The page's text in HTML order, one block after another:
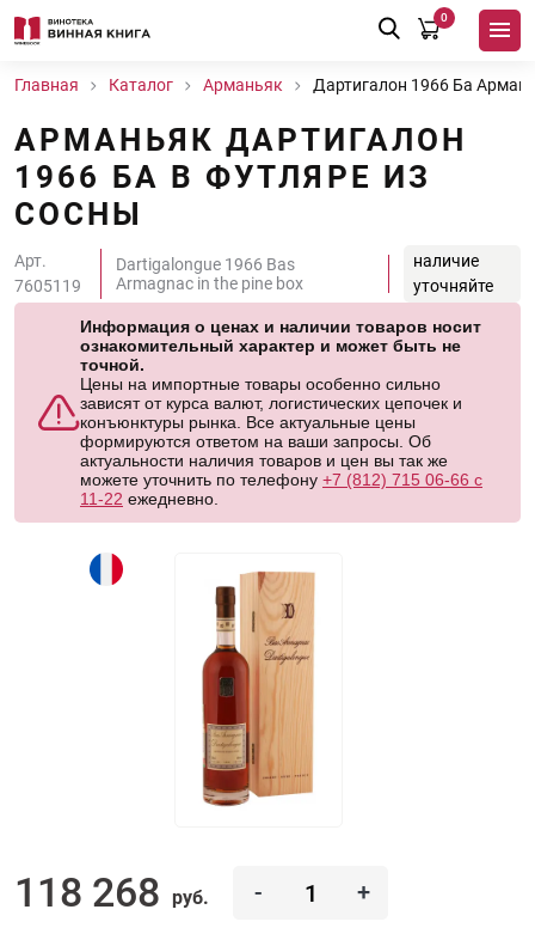
0
Главная Каталог Арманьяк Дартигалон 1966 Ба
АРМАНЬЯК ДАРТИГАЛОН
1966 БА В ФУТЛЯРЕ ИЗ
СОСНЫ
Арт.
7605119
Dartigalongue 1966 Bas
Armagnac in the pine box
наличие
уточняйте
Информация о ценах и наличии товаров носит
ознакомительный характер и может быть не
точной.
Цены на импортные товары особенно сильно
зависят от курса валют, логистических цепочек и
конъюнктуры рынка. Все актуальные цены
формируются ответом на ваши запросы. Об
актуальности наличия товаров и цен вы так же
можете уточнить по телефону +7 (812) 715 06-66 с
11-22 ежедневно.
118 268 руб. - +